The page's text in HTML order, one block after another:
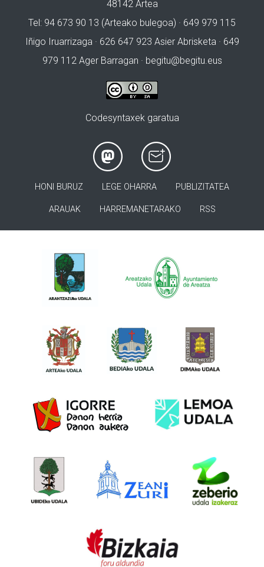
48142 Artea
Tel: 94 673 90 13 (Arteako bulegoa) · 649 979 115
Iñigo Iruarrizaga · 626 647 923 Asier Abrisketa · 649
979 112 Ager Barragan · begitu@begitu.eus
Codesyntaxek garatua
HONI BURUZ LEGE OHARRA PUBLIZITATEA
ARAUAK HARREMANETARAKO RSS